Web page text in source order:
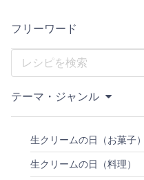
フリーワード
テーマ・ジャンル
生クリームの日（お菓子）
生クリームの日（料理）